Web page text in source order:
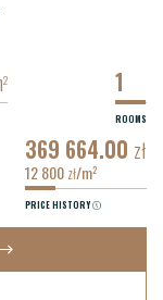
2
ROOMS
1
PRICE HISTORY
369 664.00 zł
12 800 zł/m2